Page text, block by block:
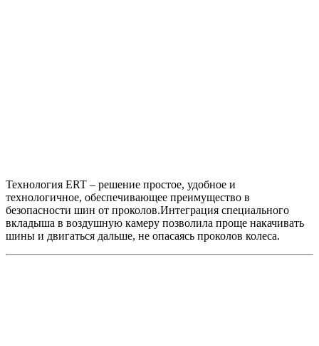
Технология ERT – решение простое, удобное и
технологичное, обеспечивающее преимущество в
безопасности шин от проколов.Интеграция специального
вкладыша в воздушную камеру позволила проще накачивать
шины и двигаться дальше, не опасаясь проколов колеса.